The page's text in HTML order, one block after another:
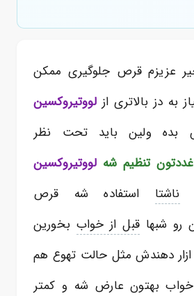
عزیزم قرص جلوگیری ممکن
به دز بالاتری ازلووتیروکسین
بده ولین باید تحت نظر
تنظیم شهلووتیروکسین
ناشتا استفاده شه قرص
رو شبهاقبل از خواب بخورین
دهندش مثل حالت تهوع هم
بهتون عارض شه و کمتر